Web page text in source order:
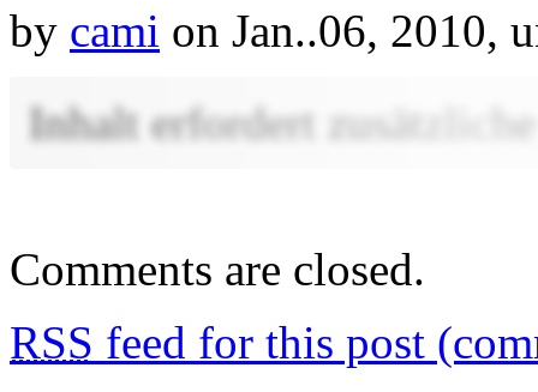
by cami on Jan..06, 2010,
Inhalt erfordert
Comments are closed.
RSS feed for this post